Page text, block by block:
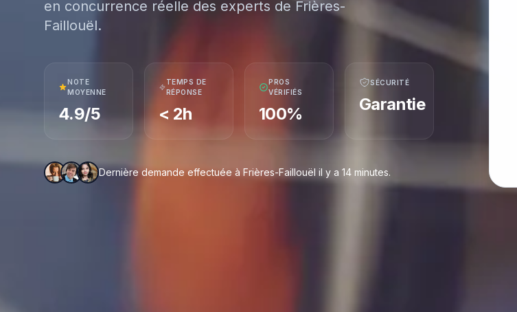
en concurrence réelle des experts de Frières-
Faillouël.
NOTE
MOYENNE
4.9/5
TEMPS DE
RÉPONSE
< 2h
PROS
VÉRIFIÉS
100%
SÉCURITÉ
Garantie
Dernière demande effectuée à Frières-Faillouël il y a 14 minutes.